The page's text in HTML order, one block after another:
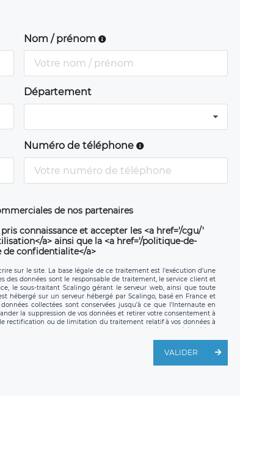
Nom / prénom
Département
Numéro de téléphone
de nos partenaires
connaissance et accepter les <a href='/cgu/'
a> ainsi que la <a href='/politique-de-
confidentialite</a>
sur le site. La base légale de ce traitement est l’exécution d’une
des données sont le responsable de traitement, le service client et
le sous-traitant Scalingo gérant le serveur web, ainsi que toute
hébergé sur un serveur hébergé par Scalingo, basé en France et
données collectées sont conservées jusqu’à ce que l’Internaute en
la suppression de vos données et retirer votre consentement à
rectification ou de limitation du traitement relatif à vos données à
données. Vous pouvez exercer ces droits auprès du délégué à la
social de LÉGAVOX et est joignable à l’adresse mail suivante :
Vous avez également le droit d’introduire une réclamation
VALIDER